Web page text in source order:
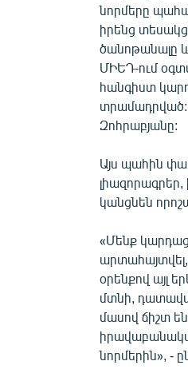
նորմերը
իրենց
ծանոթանալը
ՄԻԵԴ-ում
հանգիստ
տրամադրված:
Զոհրաբյանը:
Այս պահին
կանցնեն
«Մենք
արտահայտվել,
օրենքով այլ
մտնի,
մասով ճիշտ
նորմերին», -